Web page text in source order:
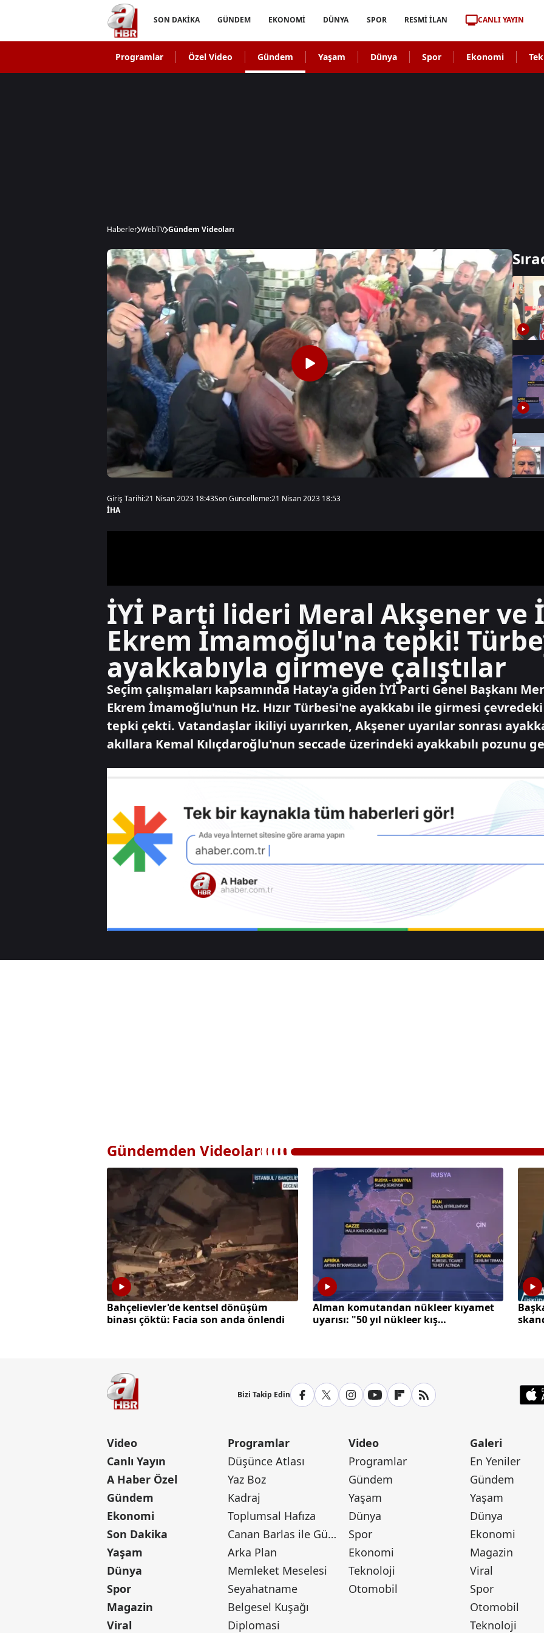
SON DAKİKA GÜNDEM EKONOMİ DÜNYA SPOR RESMİ İLAN CANLI YAYIN
Programlar Özel Video Gündem Yaşam Dünya Spor Ekonomi
Haberler WebTV Gündem Videoları
Giriş Tarihi:21 Nisan 2023 18:43Son Güncelleme:21 Nisan 2023 18:53
İHA
İYİ Parti lideri Meral Akşener ve
Ekrem İmamoğlu'na tepki!
ayakkabıyla girmeye çalıştılar
Seçim çalışmaları kapsamında Hatay'a giden İYİ Parti Genel Başkanı
Ekrem İmamoğlu'nun Hz. Hızır Türbesi'ne ayakkabı ile girmesi
tepki çekti. Vatandaşlar ikiliyi uyarırken, Akşener uyarılar sonrası
akıllara Kemal Kılıçdaroğlu'nun seccade üzerindeki ayakkabılı pozunu
Gündemden Videolar
Bahçelievler'de kentsel dönüşüm
binası çöktü: Facia son anda önlendi
Alman komutandan nükleer kıyamet
uyarısı: "50 yıl nükleer kış
Bizi Takip Edin
Video
Canlı Yayın
A Haber Özel
Gündem
Ekonomi
Son Dakika
Yaşam
Dünya
Spor
Magazin
Viral
Programlar
Düşünce Atlası
Yaz Boz
Kadraj
Toplumsal Hafıza
Canan Barlas ile Gündem
Arka Plan
Memleket Meselesi
Seyahatname
Belgesel Kuşağı
Diplomasi
Video
Programlar
Gündem
Yaşam
Dünya
Spor
Ekonomi
Teknoloji
Otomobil
Galeri
En Yeniler
Gündem
Yaşam
Dünya
Ekonomi
Magazin
Viral
Spor
Otomobil
Teknoloji